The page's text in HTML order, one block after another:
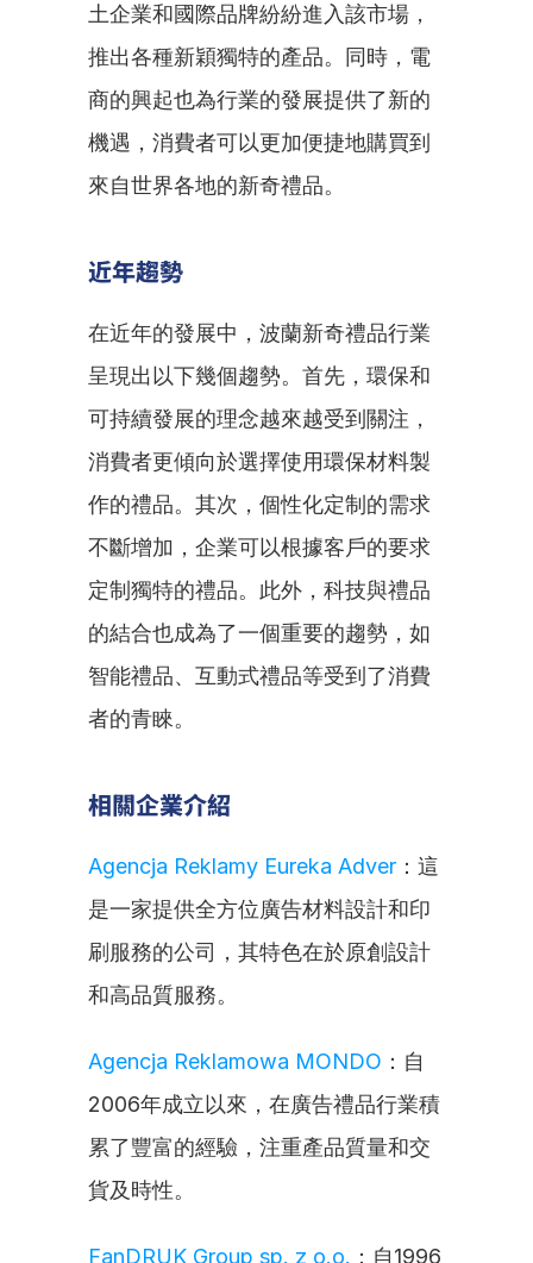
土企業和國際品牌紛紛進入該市場，
推出各種新穎獨特的產品。同時，電
商的興起也為行業的發展提供了新的
機遇，消費者可以更加便捷地購買到
來自世界各地的新奇禮品。
近年趨勢
在近年的發展中，波蘭新奇禮品行業
呈現出以下幾個趨勢。首先，環保和
可持續發展的理念越來越受到關注，
消費者更傾向於選擇使用環保材料製
作的禮品。其次，個性化定制的需求
不斷增加，企業可以根據客戶的要求
定制獨特的禮品。此外，科技與禮品
的結合也成為了一個重要的趨勢，如
智能禮品、互動式禮品等受到了消費
者的青睞。
相關企業介紹
Agencja Reklamy Eureka Adver ：這
是一家提供全方位廣告材料設計和印
刷服務的公司，其特色在於原創設計
和高品質服務。
Agencja Reklamowa MONDO ：自
2006年成立以來，在廣告禮品行業積
累了豐富的經驗，注重產品質量和交
貨及時性。
FanDRUK Group sp. z o.o. ：自1996